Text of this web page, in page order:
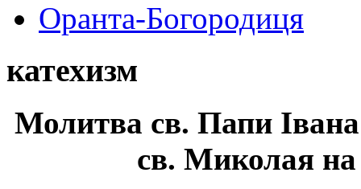
Оранта-Богородиця
катехизм
Молитва св. Папи
св. Миколая на